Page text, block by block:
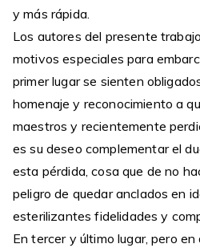
y más rápida.
Los autores del presente
motivos especiales para
primer lugar se sienten
homenaje y reconocimiento a
maestros y recientemente
es su deseo complementar el
esta pérdida, cosa que de no
peligro de quedar anclados en
esterilizantes fidelidades y
En tercer y último lugar, pero